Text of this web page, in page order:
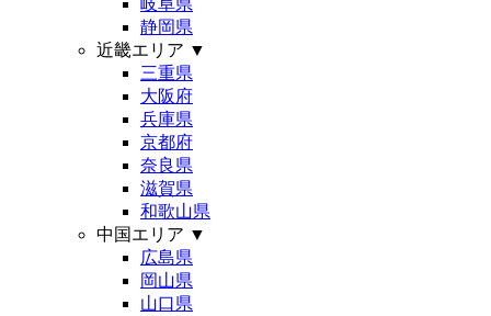
岐阜県
静岡県
近畿エリア ▼
三重県
大阪府
兵庫県
京都府
奈良県
滋賀県
和歌山県
中国エリア ▼
広島県
岡山県
山口県